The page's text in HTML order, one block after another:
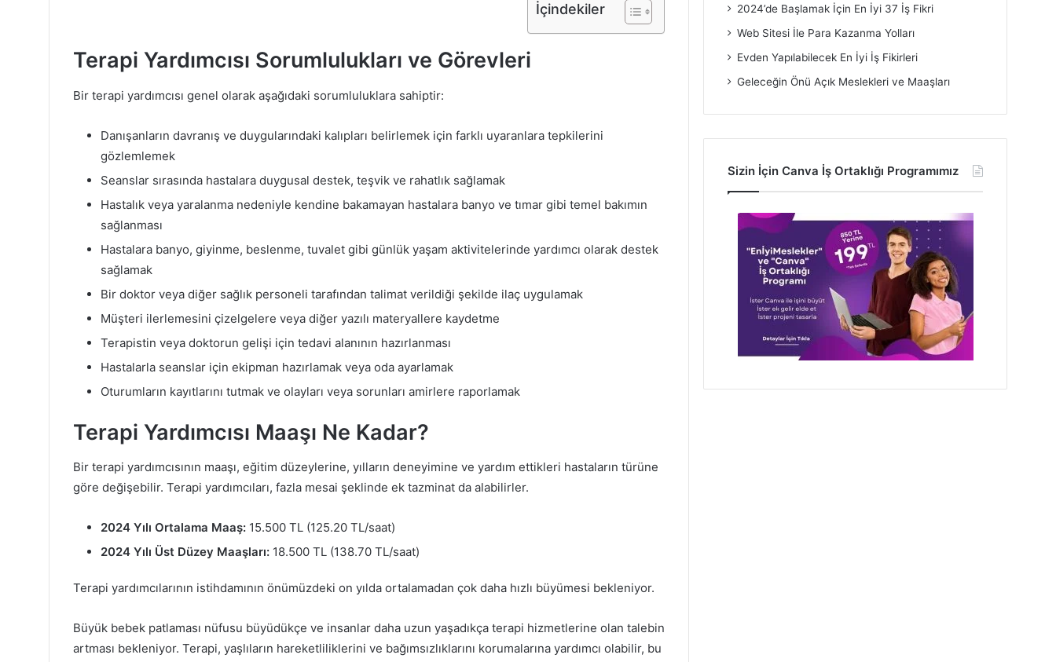
İçindekiler
Terapi Yardımcısı Sorumlulukları ve Görevleri
Bir terapi yardımcısı genel olarak aşağıdaki sorumluluklara sahiptir:
Danışanların davranış ve duygularındaki kalıpları belirlemek için farklı uyaranlara tepkilerini
gözlemlemek
Seanslar sırasında hastalara duygusal destek, teşvik ve rahatlık sağlamak
Hastalık veya yaralanma nedeniyle kendine bakamayan hastalara banyo ve tımar gibi temel bakımın
sağlanması
Hastalara banyo, giyinme, beslenme, tuvalet gibi günlük yaşam aktivitelerinde yardımcı olarak destek
sağlamak
Bir doktor veya diğer sağlık personeli tarafından talimat verildiği şekilde ilaç uygulamak
Müşteri ilerlemesini çizelgelere veya diğer yazılı materyallere kaydetme
Terapistin veya doktorun gelişi için tedavi alanının hazırlanması
Hastalarla seanslar için ekipman hazırlamak veya oda ayarlamak
Oturumların kayıtlarını tutmak ve olayları veya sorunları amirlere raporlamak
Terapi Yardımcısı Maaşı Ne Kadar?
Bir terapi yardımcısının maaşı, eğitim düzeylerine, yılların deneyimine ve yardım ettikleri hastaların türüne
göre değişebilir. Terapi yardımcıları, fazla mesai şeklinde ek tazminat da alabilirler.
2024 Yılı Ortalama Maaş: 15.500 TL (125.20 TL/saat)
2024 Yılı Üst Düzey Maaşları: 18.500 TL (138.70 TL/saat)
Terapi yardımcılarının istihdamının önümüzdeki on yılda ortalamadan çok daha hızlı büyümesi bekleniyor.
Büyük bebek patlaması nüfusu büyüdükçe ve insanlar daha uzun yaşadıkça terapi hizmetlerine olan talebin
artması bekleniyor. Terapi, yaşlıların hareketliliklerini ve bağımsızlıklarını korumalarına yardımcı olabilir, bu
2024’de Başlamak İçin En İyi 37 İş Fikri
Web Sitesi İle Para Kazanma Yolları
Evden Yapılabilecek En İyi İş Fikirleri
Geleceğin Önü Açık Meslekleri ve Maaşları
Sizin İçin Canva İş Ortaklığı Programımız